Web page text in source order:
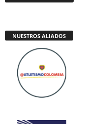
NUESTROS ALIADOS